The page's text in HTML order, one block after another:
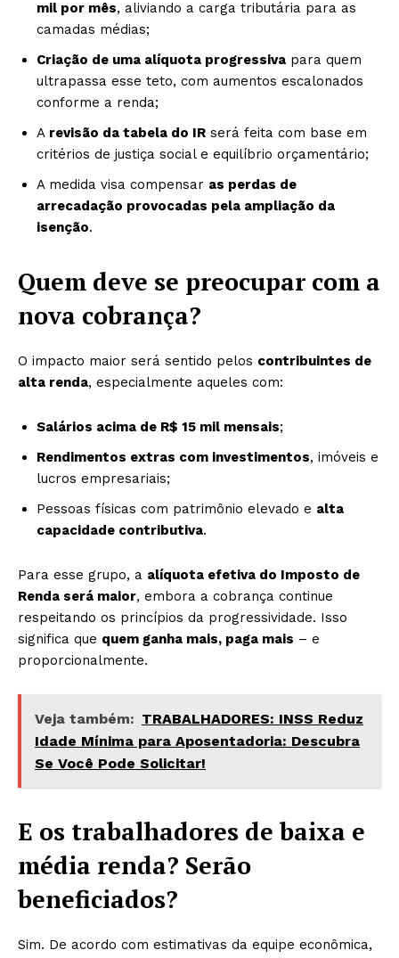
mil por mês, aliviando a carga tributária para as
camadas médias;
Criação de uma alíquota progressiva para quem
ultrapassa esse teto, com aumentos escalonados
conforme a renda;
A revisão da tabela do IR será feita com base em
critérios de justiça social e equilíbrio orçamentário;
A medida visa compensar as perdas de
arrecadação provocadas pela ampliação da
isenção.
Quem deve se preocupar com a
nova cobrança?
O impacto maior será sentido pelos contribuintes de
alta renda, especialmente aqueles com:
Salários acima de R$ 15 mil mensais;
Rendimentos extras com investimentos, imóveis e
lucros empresariais;
Pessoas físicas com patrimônio elevado e alta
capacidade contributiva.
Para esse grupo, a alíquota efetiva do Imposto de
Renda será maior, embora a cobrança continue
respeitando os princípios da progressividade. Isso
significa que quem ganha mais, paga mais – e
proporcionalmente.
Veja também: TRABALHADORES: INSS Reduz
Idade Mínima para Aposentadoria: Descubra
Se Você Pode Solicitar!
E os trabalhadores de baixa e
média renda? Serão
beneficiados?
Sim. De acordo com estimativas da equipe econômica,